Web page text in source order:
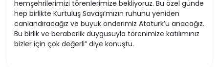
hemşehrilerimizi törenlerimize bekliyoruz. Bu özel günde
hep birlikte Kurtuluş Savaşı’mızın ruhunu yeniden
canlandıracağız ve büyük önderimiz Atatürk’ü anacağız.
Bu birlik ve beraberlik duygusuyla törenimize katılımınız
bizler için çok değerli” diye konuştu.